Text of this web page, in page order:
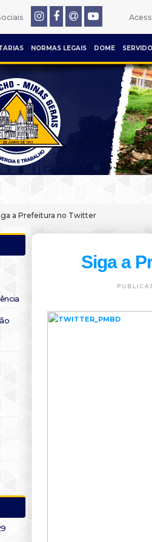
NORMAS LEGAIS DOME
a Prefeitura no Twitter
Siga a